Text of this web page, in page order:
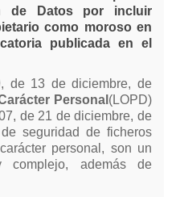
Horizontal
de Propietarios
Propietarios
Urbanos
de Datos por incluir
como moroso en
publicada en el
de 13 de diciembre, de
Personal (LOPD)
de 21 de diciembre, de
seguridad de ficheros
personal, son un
complejo, además de